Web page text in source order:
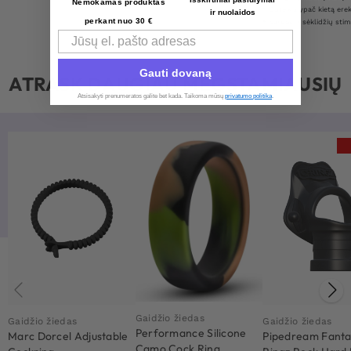
Suteikia ypač kietą
Varpos ir sėklidžių
ATRASK DAUGIAU MĖGSTAMIAUSIŲ
Gaidžio žiedas
Marc Dorcel Adjustable
Gaidžio žiedas
Performance Silicone
Gaidžio žiedas
Pipedream
Nemokamas produktas
perkant nuo 30 €
ir nuolaidos
Email
Gauti dovaną
Atsisakyti prenumeratos galite bet kada. Taikoma mūsų privatumo politika.​